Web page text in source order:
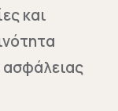
και
ασφάλειας